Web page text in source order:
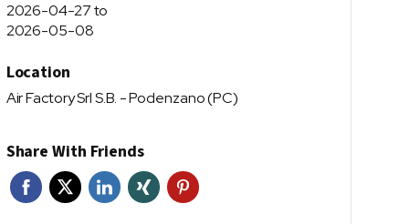
2026-04-27to
2026-05-08
Location
Air Factory Srl S.B. - Podenzano (PC)
Share With Friends